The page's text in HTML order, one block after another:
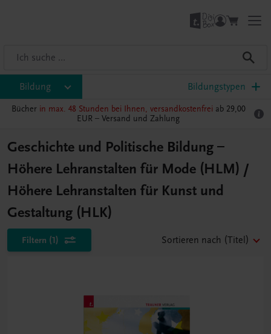
Bildung Bildungstypen
Bücher in max. 48 Stunden bei Ihnen, versandkostenfrei ab 29,00
EUR – Versand und Zahlung
Geschichte und Politische Bildung –
Höhere Lehranstalten für Mode (HLM) /
Höhere Lehranstalten für Kunst und
Gestaltung (HLK)
Filtern (1) Sortieren nach (Titel)